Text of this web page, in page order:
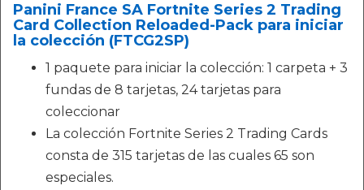
Panini France SA Fortnite Series 2 Trading
Card Collection Reloaded-Pack para iniciar
la colección (FTCG2SP)
1 paquete para iniciar la colección: 1 carpeta + 3
fundas de 8 tarjetas, 24 tarjetas para
coleccionar
La colección Fortnite Series 2 Trading Cards
consta de 315 tarjetas de las cuales 65 son
especiales.